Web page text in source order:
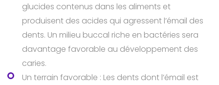
glucides contenus dans les aliments et
produisent des acides qui agressent l’émail des
dents. Un milieu buccal riche en bactéries sera
davantage favorable au développement des
caries.
Un terrain favorable : Les dents dont l’émail est